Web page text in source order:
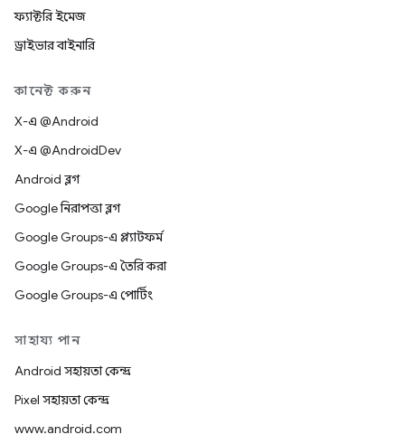
ফ্যাক্টরি ইমেজ
ড্রাইভার বাইনারি
কানেক্ট করুন
X-এ @Android
X-এ @AndroidDev
Android ব্লগ
Google নিরাপত্তা ব্লগ
Google Groups-এ প্ল্যাটফর্ম
Google Groups-এ তৈরি করা
Google Groups-এ পোর্টিং
সাহায্য পান
Android সহায়তা কেন্দ্র
Pixel সহায়তা কেন্দ্র
www.android.com